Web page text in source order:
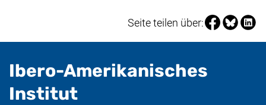
Seite teilen über:Seite über
Seite
Ibero-Amerikanisches
Institut- nützliche